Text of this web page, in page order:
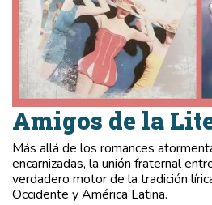
Amigos de la
Más allá de los romances
encarnizadas, la unión fraternal
verdadero motor de la tradición
Occidente y América Latina.